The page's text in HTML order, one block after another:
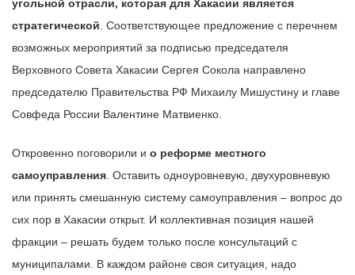
угольной отрасли, которая для Хакасии является
стратегической . Соответствующее предложение с перечнем
возможных мероприятий за подписью председателя
Верховного Совета Хакасии Сергея Сокола направлено
председателю Правительства РФ Михаилу Мишустину и главе
Совфеда России Валентине Матвиенко.
Откровенно поговорили и о реформе местного
самоуправления . Оставить одноуровневую, двухуровневую
или принять смешанную систему самоуправления – вопрос до
сих пор в Хакасии открыт. И коллективная позиция нашей
фракции – решать будем только после консультаций с
муниципалами. В каждом районе своя ситуация, надо